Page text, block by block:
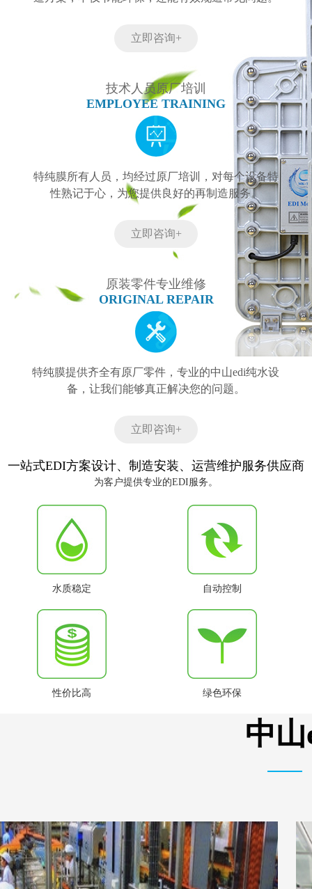
立即咨询+
技术人员原厂培训
EMPLOYEE TRAINING
特纯膜所有人员，均经过原厂培训，对每个设备特
性熟记于心，为您提供良好的再制造服务。
立即咨询+
原装零件专业维修
ORIGINAL REPAIR
特纯膜提供齐全有原厂零件，专业的中山edi纯水设
备，让我们能够真正解决您的问题。
立即咨询+
一站式EDI方案设计、制造安装、运营维护服务供应商
为客户提供专业的EDI服务。
水质稳定 自动控制
性价比高 绿色环保
中